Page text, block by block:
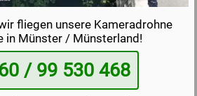
fliegen unsere Kameradrohne
in Münster / Münsterland!
/ 99 530 468